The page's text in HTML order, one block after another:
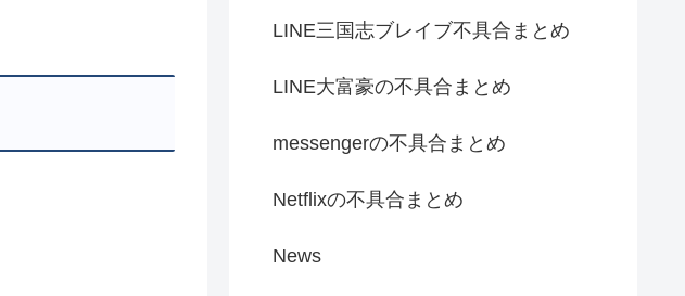
LINE三国志ブレイブ不具合まとめ
LINE大富豪の不具合まとめ
messengerの不具合まとめ
Netflixの不具合まとめ
News